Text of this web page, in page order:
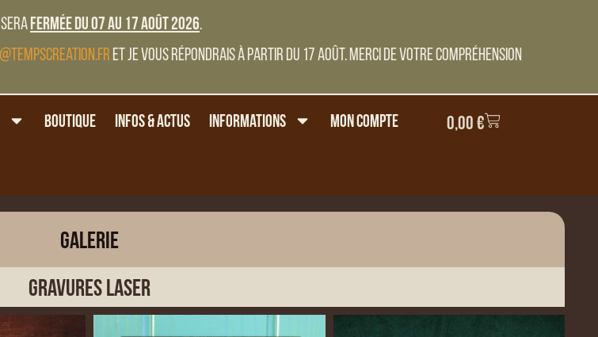
fermée du 07 au 17 Août 2026.
et je vous répondrais à partir du 17 Août. Merci de votre compréhension
Boutique Infos & Actus Informations Mon compte 0,00€
Galerie
Gravures laser